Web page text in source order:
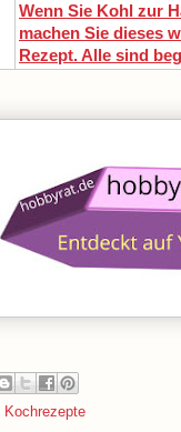
Wenn Sie Kohl zur
machen Sie dieses
Rezept. Alle sind
Kochrezepte